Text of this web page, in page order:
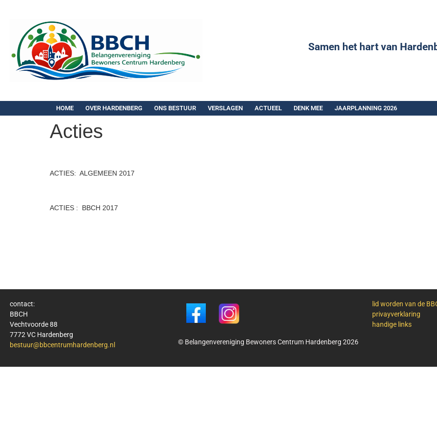
Samen het hart van
HOME OVER HARDENBERG ONS BESTUUR VERSLAGEN ACTUEEL DENK MEE JAARPLANNING 2026
Acties
ACTIES: ALGEMEEN 2017
ACTIES : BBCH 2017
contact:
BBCH
Vechtvoorde 88
7772 VC Hardenberg
bestuur@bbcentrumhardenberg.nl
© Belangenvereniging Bewoners Centrum Hardenberg 2026
lid worden van de
privayverklaring
handige links